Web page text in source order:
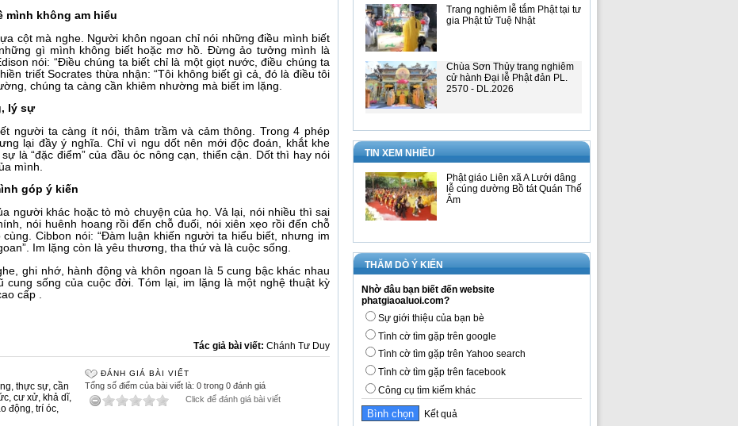
mình không am hiểu
cột mà nghe. Người khôn ngoan chỉ nói những điều mình biết
gì mình không biết hoặc mơ hồ. Đừng ảo tưởng mình là
nói: “Điều chúng ta biết chỉ là một giọt nước, điều chúng ta
triết Socrates thừa nhận: “Tôi không biết gì cả, đó là điều tôi
chúng ta càng cần khiêm nhường mà biết im lặng.
lý sự
người ta càng ít nói, thâm trầm và cảm thông. Trong 4 phép
lại đầy ý nghĩa. Chỉ vì ngu dốt nên mới độc đoán, khắt khe
là “đặc điểm” của đầu óc nông cạn, thiển cận. Dốt thì hay nói
mình.
góp ý kiến
người khác hoặc tò mò chuyện của họ. Vả lại, nói nhiều thì sai
nói huênh hoang rồi đến chỗ đuối, nói xiên xẹo rồi đến chỗ
Cibbon nói: “Đàm luận khiến người ta hiểu biết, nhưng im
Im lặng còn là yêu thương, tha thứ và là cuộc sống.
ghi nhớ, hành động và khôn ngoan là 5 cung bậc khác nhau
cung sống của cuộc đời. Tóm lại, im lặng là một nghệ thuật kỳ
cấp .
Tác giả bài viết: Chánh Tư Duy
, thực sự, cần
, cư xử, khả dĩ,
động, trí óc,
ĐÁNH GIÁ BÀI VIẾT
Tổng số điểm của bài viết là: 0 trong 0 đánh giá
Click để đánh giá bài viết
Trang nghiêm lễ tắm Phật tại tư
gia Phật tử Tuệ Nhật
Chùa Sơn Thủy trang nghiêm
cử hành Đại lễ Phật đản PL.
2570 - DL.2026
TIN XEM NHIỀU
Phật giáo Liên xã A Lưới dâng
lễ cúng dường Bồ tát Quán Thế
Âm
THĂM DÒ Ý KIẾN
Nhờ đâu bạn biết đến website
phatgiaoaluoi.com?
Sự giới thiệu của bạn bè
Tình cờ tìm gặp trên google
Tình cờ tìm gặp trên Yahoo search
Tình cờ tìm gặp trên facebook
Công cụ tìm kiếm khác
Kết quả